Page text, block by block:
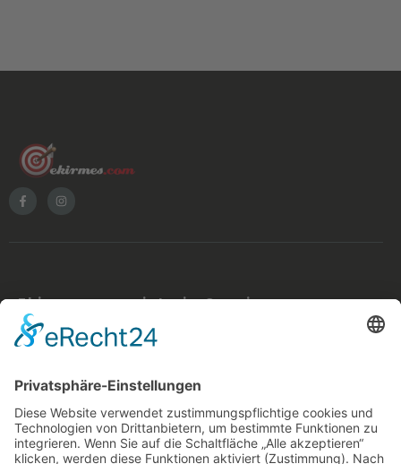
Ekirmes.com ist ein Service von:
inventmedia – visual design studio berlin
Pettenkoferstr. 11, 10247 Berlin
WEITERE LINKS
Blog